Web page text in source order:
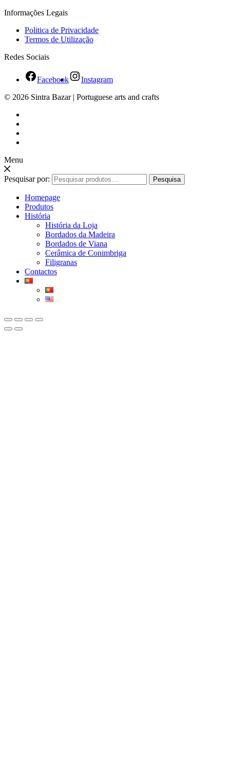
Informações Legais
Politica de Privacidade
Termos de Utilização
Redes Sociais
Facebook
Instagram
© 2026 Sintra Bazar | Portuguese arts and crafts
Menu
Pesquisar por: Pesquisa
Homepage
Produtos
História
História da Loja
Bordados da Madeira
Bordados de Viana
Cerâmica de Conimbriga
Filigranas
Contactos